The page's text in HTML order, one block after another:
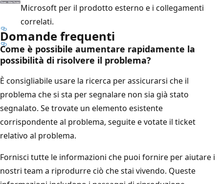
Microsoft per il prodotto esterno e i collegamenti
correlati.
Domande frequenti
Come è possibile aumentare rapidamente la
possibilità di risolvere il problema?
È consigliabile usare la ricerca per assicurarsi che il
problema che si sta per segnalare non sia già stato
segnalato. Se trovate un elemento esistente
corrispondente al problema, seguite e votate il ticket
relativo al problema.
Fornisci tutte le informazioni che puoi fornire per aiutare i
nostri team a riprodurre ciò che stai vivendo. Queste